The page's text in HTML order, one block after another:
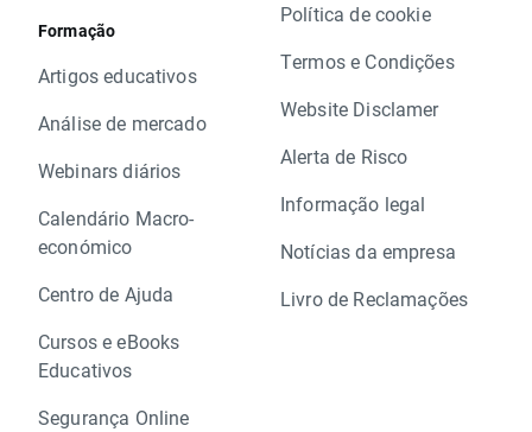
Formação
Artigos educativos
Análise de mercado
Webinars diários
Calendário Macro-
económico
Centro de Ajuda
Cursos e eBooks
Educativos
Segurança Online
Política de cookie
Termos e Condições
Website Disclamer
Alerta de Risco
Informação legal
Notícias da empresa
Livro de Reclamações